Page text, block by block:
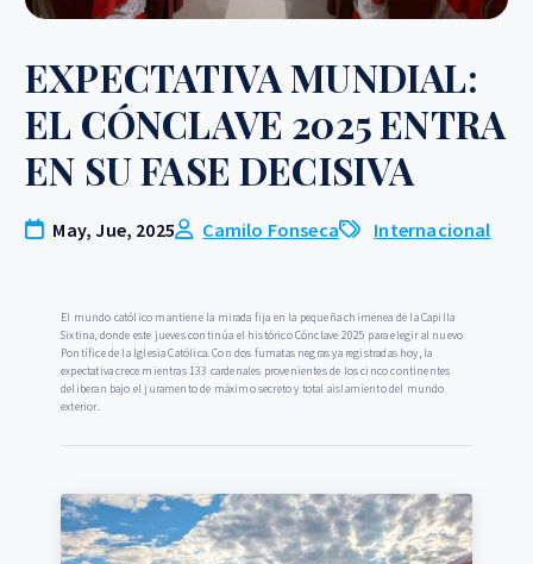
EXPECTATIVA MUNDIAL:
EL CÓNCLAVE 2025 ENTRA
EN SU FASE DECISIVA
May, Jue, 2025 Camilo Fonseca Internacional
El mundo católico mantiene la mirada fija en la pequeña chimenea de la Capilla
Sixtina, donde este jueves continúa el histórico Cónclave 2025 para elegir al nuevo
Pontífice de la Iglesia Católica. Con dos fumatas negras ya registradas hoy, la
expectativa crece mientras 133 cardenales provenientes de los cinco continentes
deliberan bajo el juramento de máximo secreto y total aislamiento del mundo
exterior.